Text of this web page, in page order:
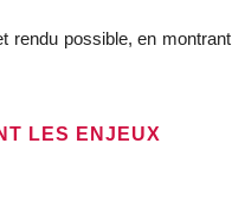
rendu possible, en montrant
LES ENJEUX